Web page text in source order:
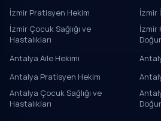
İzmir Pratisyen Hekim
İzmir
İzmir Çocuk Sağlığı ve
Hastalıkları
İzmir
Antalya Aile Hekimi
Antalya Pratisyen Hekim
Antalya Çocuk Sağlığı ve
Hastalıkları